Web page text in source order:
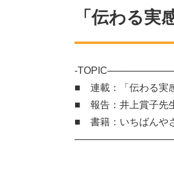
「伝わる実
-
■ 連載：「伝わる実
■ 報告：井上賞子先
■ 書籍：いちばんや